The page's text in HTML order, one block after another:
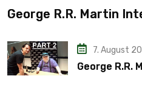
George R.R. Martin
7. August
George R.R.